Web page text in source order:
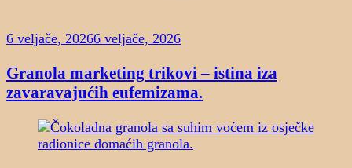
6 veljače, 20266 veljače, 2026
Granola marketing trikovi – istina iza
zavaravajućih eufemizama.